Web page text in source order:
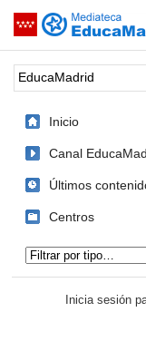
Saltar navegación
Palabra o frase:
Inicio
Canal
Últimos
Centros
Inicia sesión